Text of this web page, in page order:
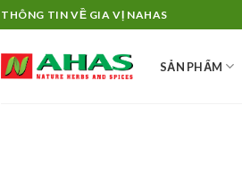
THÔNG TIN VỀ GIA VỊ NAHAS
SẢN PHẨM